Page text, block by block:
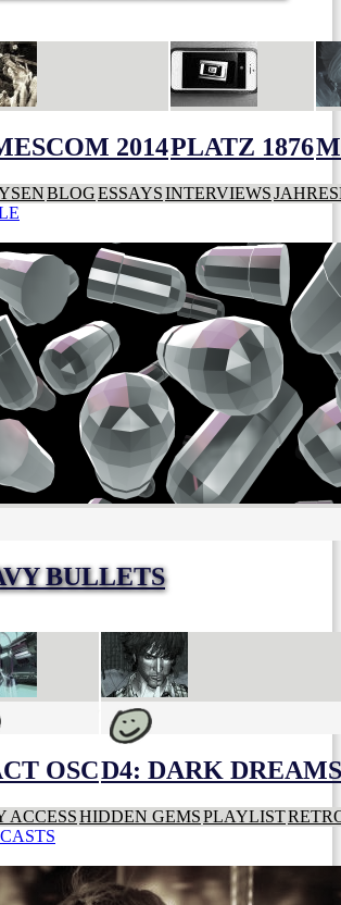
2014PLATZ 1876
BLOGESSAYSINTERVIEWS
BULLETS
OSCD4: DARK
ACCESSHIDDEN GEMSPLAYLIST